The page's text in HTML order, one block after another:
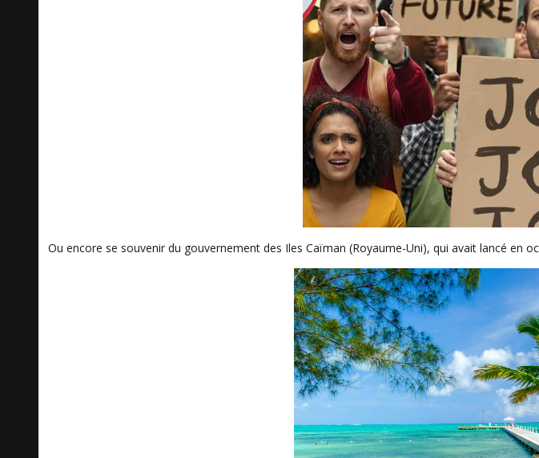
Ou encore se souvenir du gouvernement des Iles Caïman (Royaume-Uni), qui avait lancé en